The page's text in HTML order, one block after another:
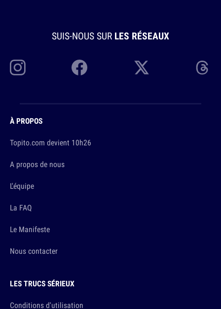
SUIS-NOUS SUR LES RÉSEAUX
À PROPOS
Topito.com devient 10h26
A propos de nous
L'équipe
La FAQ
Le Manifeste
Nous contacter
LES TRUCS SÉRIEUX
Conditions d'utilisation